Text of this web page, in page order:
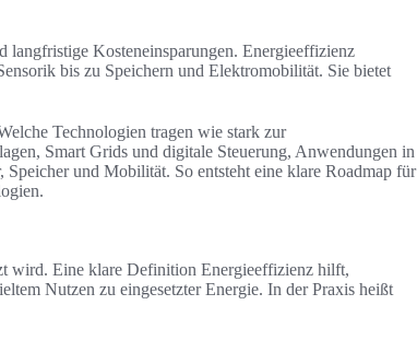
langfristige Kosteneinsparungen. Energieeffizienz
bis zu Speichern und Elektromobilität. Sie bietet
Technologien tragen wie stark zur
Smart Grids und digitale Steuerung, Anwendungen in
und Mobilität. So entsteht eine klare Roadmap für
wird. Eine klare Definition Energieeffizienz hilft,
Nutzen zu eingesetzter Energie. In der Praxis heißt